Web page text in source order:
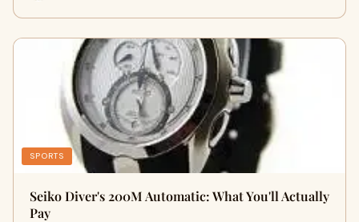
SPORTS
Seiko Diver's 200M Automatic: What You'll Actually
Pay